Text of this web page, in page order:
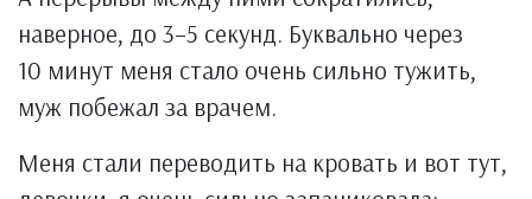
наверное, до 3–5 секунд. Буквально через
10 минут меня стало очень сильно тужить,
муж побежал за врачем.
Меня стали переводить на кровать и вот тут,